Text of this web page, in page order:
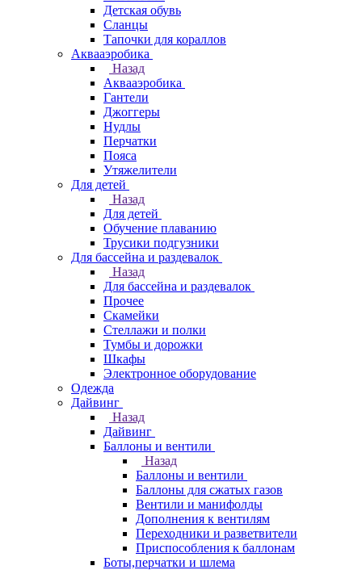
Детская обувь
Сланцы
Тапочки для кораллов
Аквааэробика
Назад
Аквааэробика
Гантели
Джоггеры
Нудлы
Перчатки
Пояса
Утяжелители
Для детей
Назад
Для детей
Обучение плаванию
Трусики подгузники
Для бассейна и раздевалок
Назад
Для бассейна и раздевалок
Прочее
Скамейки
Стеллажи и полки
Тумбы и дорожки
Шкафы
Электронное оборудование
Одежда
Дайвинг
Назад
Дайвинг
Баллоны и вентили
Назад
Баллоны и вентили
Баллоны для сжатых газов
Вентили и манифолды
Дополнения к вентилям
Переходники и разветвители
Приспособления к баллонам
Боты,перчатки и шлема